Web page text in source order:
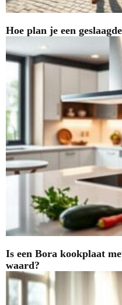
Hoe plan je een
Is een Bora kookplaat
waard?